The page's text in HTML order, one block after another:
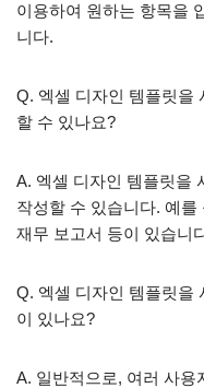
이용하여 원하는 항목을
니다.
Q. 엑셀 디자인 템플릿을
할 수 있나요?
A. 엑셀 디자인 템플릿을
작성할 수 있습니다. 예
재무 보고서 등이 있습니
Q. 엑셀 디자인 템플릿을
이 있나요?
A. 일반적으로, 여러 사용